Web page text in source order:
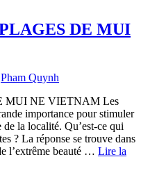
DE MUI
Pham Quynh
MUI NE VIETNAM Les
importance pour stimuler
la localité. Qu’est-ce qui
? La réponse se trouve dans
l’extrême beauté … Lire la